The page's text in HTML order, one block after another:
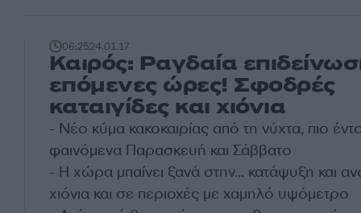
06:2524.01.17
Καιρός: Ραγδαία
επόμενες ώρες! Σφοδρές
καταιγίδες και χιόνια
- Νέο κύμα κακοκαιρίας από τη νύχτα, πιο
φαινόμενα Παρασκευή και Σάββατο
- Η χώρα μπαίνει ξανά στην... κατάψυξη και
χιόνια και σε περιοχές με χαμηλό υψόμετρο